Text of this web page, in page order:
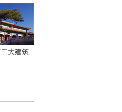
大建筑